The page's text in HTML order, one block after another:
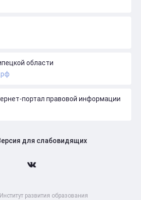
области
портал правовой информации
для слабовидящих
развития образования